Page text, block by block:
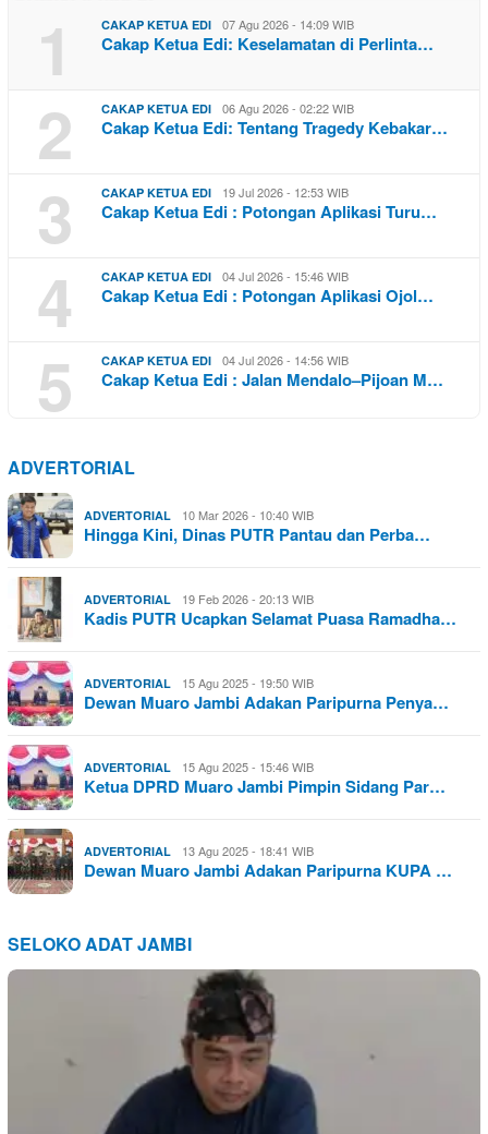
1 CAKAP KETUA EDI 07 Agu 2026 - 14:09 WIB
Cakap Ketua Edi: Keselamatan di Perlinta…
2 CAKAP KETUA EDI 06 Agu 2026 - 02:22 WIB
Cakap Ketua Edi: Tentang Tragedy Kebakar…
3 CAKAP KETUA EDI 19 Jul 2026 - 12:53 WIB
Cakap Ketua Edi : Potongan Aplikasi Turu…
4 CAKAP KETUA EDI 04 Jul 2026 - 15:46 WIB
Cakap Ketua Edi : Potongan Aplikasi Ojol…
5 CAKAP KETUA EDI 04 Jul 2026 - 14:56 WIB
Cakap Ketua Edi : Jalan Mendalo–Pijoan M…
ADVERTORIAL
ADVERTORIAL 10 Mar 2026 - 10:40 WIB
Hingga Kini, Dinas PUTR Pantau dan Perba…
ADVERTORIAL 19 Feb 2026 - 20:13 WIB
Kadis PUTR Ucapkan Selamat Puasa Ramadha…
ADVERTORIAL 15 Agu 2025 - 19:50 WIB
Dewan Muaro Jambi Adakan Paripurna Penya…
ADVERTORIAL 15 Agu 2025 - 15:46 WIB
Ketua DPRD Muaro Jambi Pimpin Sidang Par…
ADVERTORIAL 13 Agu 2025 - 18:41 WIB
Dewan Muaro Jambi Adakan Paripurna KUPA …
SELOKO ADAT JAMBI